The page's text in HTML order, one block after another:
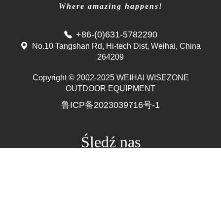
Where amazing happens!
+86-(0)631-5782290
No.10 Tangshan Rd, Hi-tech Dist, Weihai, China
264209
Copyright © 2002-2025 WEIHAI WISEZONE
OUTDOOR EQUIPMENT
鲁ICP备2023039716号-1
Śledź nas
Mr. Zhang
+86-(0)631-5782290